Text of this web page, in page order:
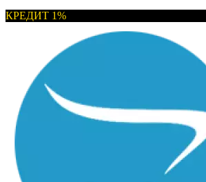
КРЕДИТ 1%